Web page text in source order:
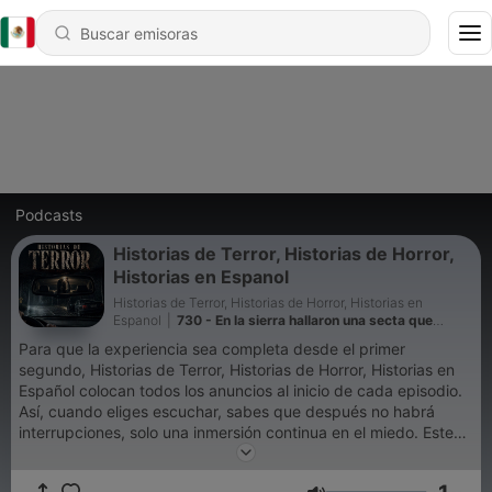
Podcasts
Historias de Terror, Historias de Horror,
Historias en Espanol
Historias de Terror, Historias de Horror, Historias en
Espanol
730 - En la sierra hallaron una secta que
Para que la experiencia sea completa desde el primer
segundo, Historias de Terror, Historias de Horror, Historias en
Español colocan todos los anuncios al inicio de cada episodio.
Así, cuando eliges escuchar, sabes que después no habrá
interrupciones, solo una inmersión continua en el miedo. Este
gesto sostiene el proyecto y protege algo sagrado: ese